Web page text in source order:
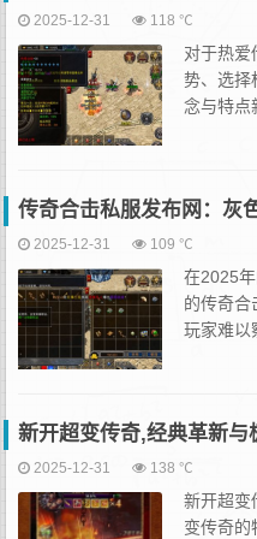
2025-12-31 118 ℃
对于热爱
势、选择
念与特点
传奇合击私服发布网：灰
2025-12-31 109 ℃
在2025
的传奇合
玩家难以
新开超变传奇,经典革新与
2025-12-31 138 ℃
新开超变
变传奇的